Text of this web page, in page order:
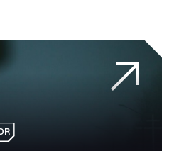
wagenpark bescherming